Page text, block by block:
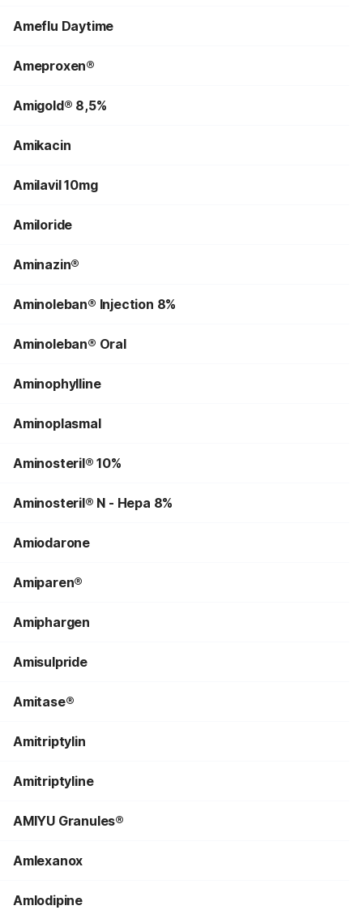
Ameflu Daytime
Ameproxen®
Amigold® 8,5%
Amikacin
Amilavil 10mg
Amiloride
Aminazin®
Aminoleban® Injection 8%
Aminoleban® Oral
Aminophylline
Aminoplasmal
Aminosteril® 10%
Aminosteril® N - Hepa 8%
Amiodarone
Amiparen®
Amiphargen
Amisulpride
Amitase®
Amitriptylin
Amitriptyline
AMIYU Granules®
Amlexanox
Amlodipine